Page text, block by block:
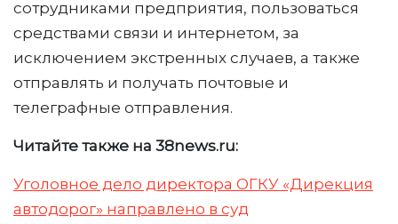
сотрудниками предприятия, пользоваться
средствами связи и интернетом, за
исключением экстренных случаев, а также
отправлять и получать почтовые и
телеграфные отправления.
Читайте также на 38news.ru:
Уголовное дело директора ОГКУ «Дирекция
автодорог» направлено в суд